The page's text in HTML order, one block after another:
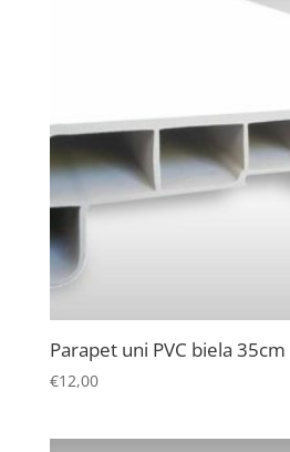
Parapet uni PVC biela 35cm
€12,00